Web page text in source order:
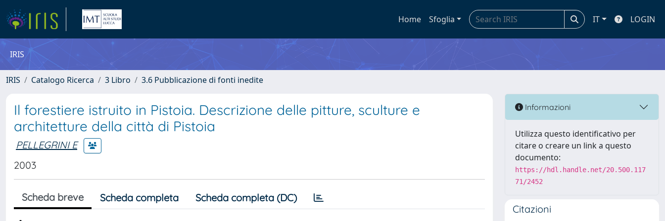
Home Sfoglia IT LOGIN
IRIS
IRIS Catalogo Ricerca 3 Libro 3.6 Pubblicazione di fonti inedite
Il forestiere istruito in Pistoia. Descrizione delle pitture, sculture e
architetture della città di Pistoia
PELLEGRINI E
2003
Scheda breve Scheda completa Scheda completa (DC)
Informazioni
Utilizza questo identificativo per
citare o creare un link a questo
documento:
https://hdl.handle.net/20.500.117
71/2452
Citazioni